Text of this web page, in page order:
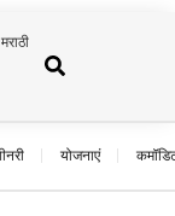
मराठी
योजनाएं